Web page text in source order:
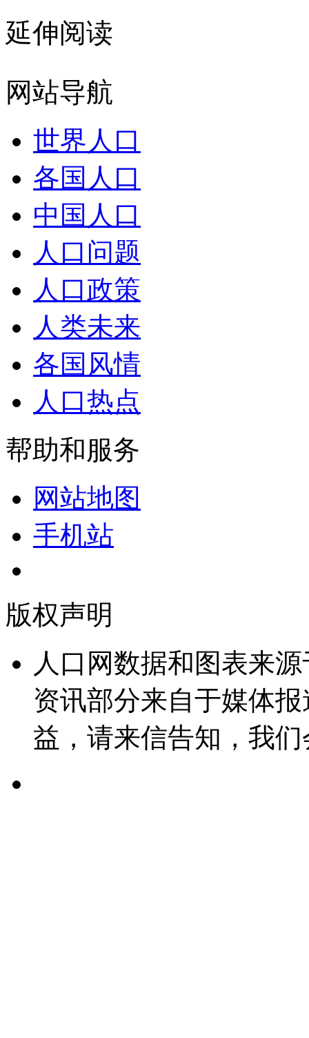
延伸阅读
网站导航
世界人口
各国人口
中国人口
人口问题
人口政策
人类未来
各国风情
人口热点
帮助和服务
网站地图
手机站
版权声明
人口网数据和图表来
资讯部分来自于媒体
益，请来信告知，我